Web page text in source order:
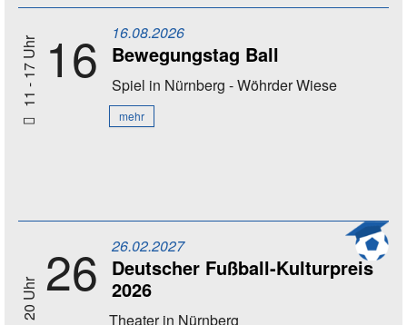
11 - 17 Uhr 16 16.08.2026
Bewegungstag Ball
Spiel in Nürnberg - Wöhrder Wiese
mehr
20 Uhr 26 26.02.2027
Deutscher Fußball-Kulturpreis
2026
Theaterin Nürnberg